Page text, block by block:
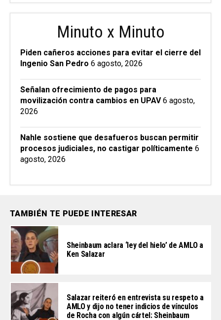
Minuto x Minuto
Piden cañeros acciones para evitar el cierre del
Ingenio San Pedro 6 agosto, 2026
Señalan ofrecimiento de pagos para
movilización contra cambios en UPAV 6 agosto,
2026
Nahle sostiene que desafueros buscan permitir
procesos judiciales, no castigar políticamente 6
agosto, 2026
TAMBIÉN TE PUEDE INTERESAR
Sheinbaum aclara ‘ley del hielo’ de AMLO a
Ken Salazar
Salazar reiteró en entrevista su respeto a
AMLO y dijo no tener indicios de vínculos
de Rocha con algún cártel: Sheinbaum